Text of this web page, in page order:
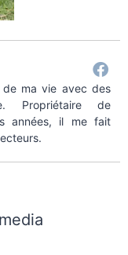
ma vie avec des
Propriétaire de
années, il me fait